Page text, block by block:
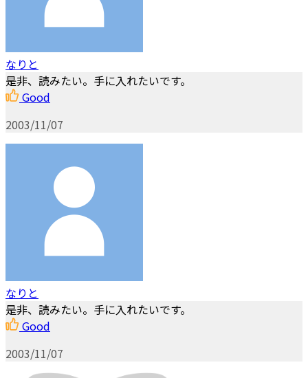
なりと
是非、読みたい。手に入れたいです。
Good
2003/11/07
なりと
是非、読みたい。手に入れたいです。
Good
2003/11/07